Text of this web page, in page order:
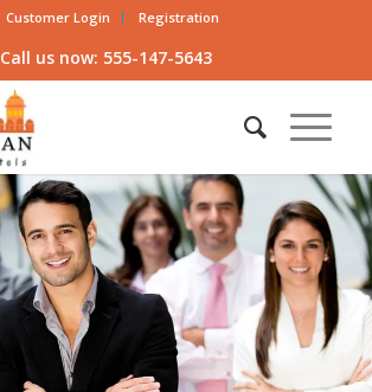
Customer Login Registration
Call us now: 555-147-5643